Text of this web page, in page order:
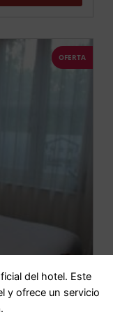
OFERTA
del hotel. Este
y ofrece un servicio